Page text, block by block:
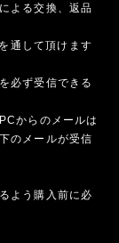
よる交換、返品
通して頂けます
必ず受信できる
からのメールは
のメールが受信
よう購入前に必